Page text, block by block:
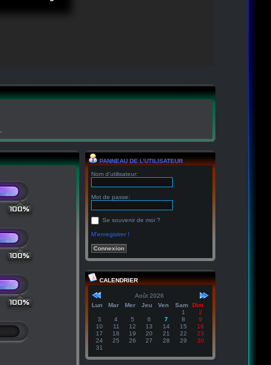
100%
100%
100%
PANNEAU DE L’UTILISATEUR
Nom d’utilisateur:
Mot de passe:
Se souvenir de moi ?
M’enregistrer !
CALENDRIER
Août 2026
Lun
Mar Mer Jeu Ven Sam
Dim
1
2
3
4 5 6 7 8
9
10
11 12 13 14 15
16
17
18 19 20 21 22
23
24
25 26 27 28 29
30
31